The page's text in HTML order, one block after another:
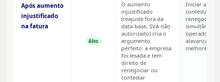
Após aumento
injustificado
na fatura
Alto
O aumento
injustificado
(reajuste fora da
data-base, SVA não
autorizado) cria o
argumento
perfeito: a empresa
foi lesada e tem
direito de
renegociar ou
contestar
Iniciar
contestação
renegociação
simultânea.
operadora
alavanca
melhores